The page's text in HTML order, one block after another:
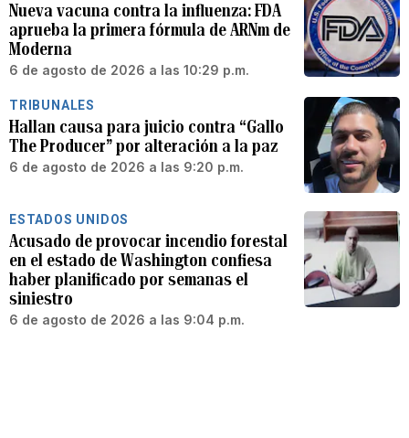
Nueva vacuna contra la influenza: FDA
aprueba la primera fórmula de ARNm de
Moderna
6 de agosto de 2026 a las 10:29 p.m.
TRIBUNALES
Hallan causa para juicio contra “Gallo
The Producer” por alteración a la paz
6 de agosto de 2026 a las 9:20 p.m.
ESTADOS UNIDOS
Acusado de provocar incendio forestal
en el estado de Washington confiesa
haber planificado por semanas el
siniestro
6 de agosto de 2026 a las 9:04 p.m.